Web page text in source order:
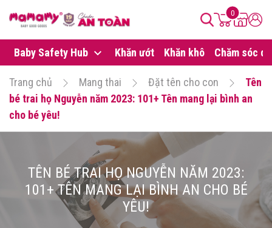
0
Baby Safety Hub Khăn ướt Khăn khô Chăm sóc da
Trang chủ Mang thai Đặt tên cho con
Tên
bé trai họ Nguyễn năm 2023: 101+ Tên mang lại bình an
cho bé yêu!
TÊN BÉ TRAI HỌ NGUYỄN NĂM 2023:
101+ TÊN MANG LẠI BÌNH AN CHO BÉ
YÊU!